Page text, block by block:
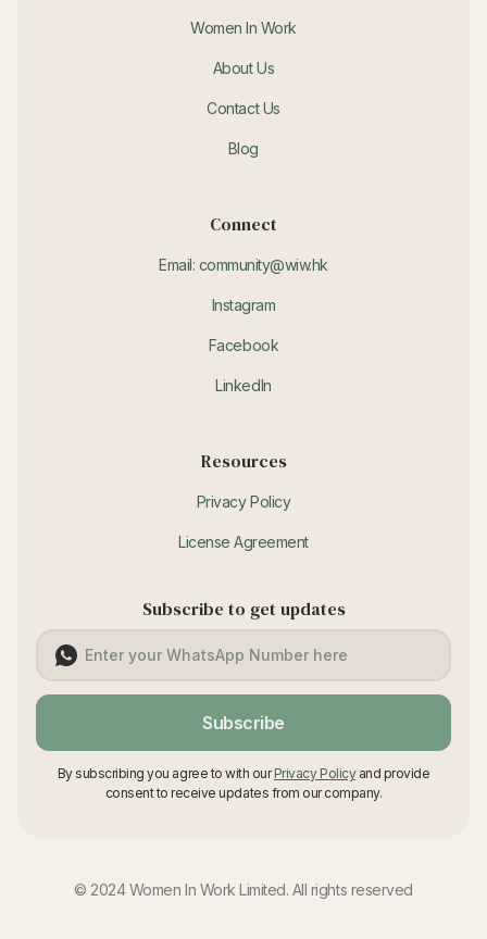
Women In Work
About Us
Contact Us
Blog
Connect
Email: community@wiw.hk
Instagram
Facebook
LinkedIn
Resources
Privacy Policy
License Agreement
Subscribe to get updates
Subscribe
By subscribing you agree to with ourPrivacy Policyand provide
consent to receive updates from our company.
© 2024 Women In Work Limited. All rights reserved